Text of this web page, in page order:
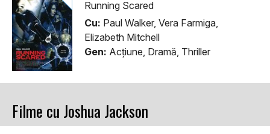
Running Scared
Cu: Paul Walker, Vera Farmiga,
Elizabeth Mitchell
Gen: Acţiune, Dramă, Thriller
Filme cu Joshua Jackson